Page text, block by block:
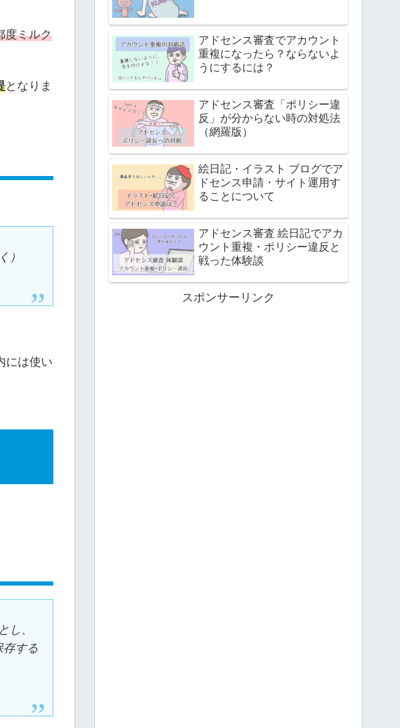
度ミルク
となりま
）
には使い
し、
存する
アドセンス審査でアカウント
重複になったら？ならないよ
うにするには？
アドセンス審査「ポリシー違
反」が分からない時の対処法
（網羅版）
絵日記・イラスト ブログでア
ドセンス申請・サイト運用す
ることについて
アドセンス審査 絵日記でアカ
ウント重複・ポリシー違反と
戦った体験談
スポンサーリンク